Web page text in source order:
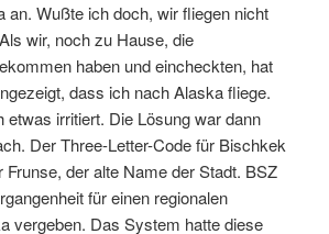
an. Wußte ich doch, wir fliegen nicht
wir, noch zu Hause, die
haben und eincheckten, hat
dass ich nach Alaska fliege.
etwas irritiert. Die Lösung war dann
Der Three-Letter-Code für Bischkek
der alte Name der Stadt. BSZ
für einen regionalen
vergeben. Das System hatte diese